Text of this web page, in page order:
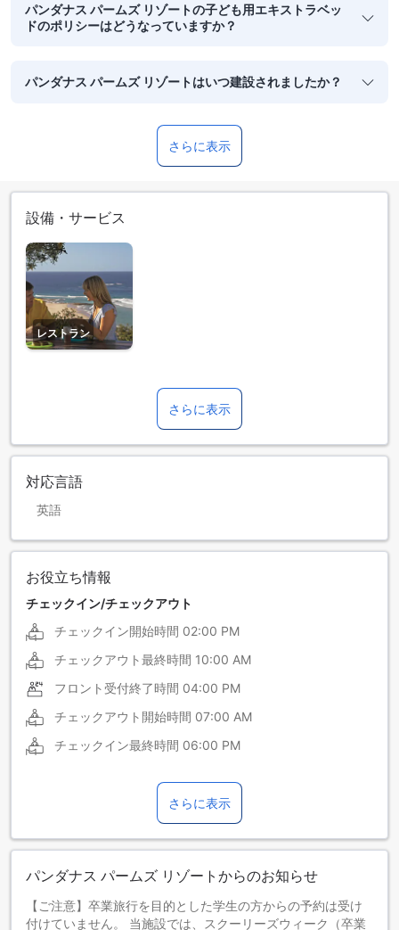
パンダナス パームズ リゾートの子ども用エキストラベッ
ドのポリシーはどうなっていますか？
パンダナス パームズ リゾートはいつ建設されましたか？
さらに表示
設備・サービス
レストラン
さらに表示
対応言語
英語
お役立ち情報
チェックイン/チェックアウト
チェックイン開始時間 02:00 PM
チェックアウト最終時間 10:00 AM
フロント受付終了時間 04:00 PM
チェックアウト開始時間 07:00 AM
チェックイン最終時間 06:00 PM
さらに表示
パンダナス パームズ リゾートからのお知らせ
【ご注意】卒業旅行を目的とした学生の方からの予約は受け
付けていません。 当施設では、スクーリーズウィーク（卒業